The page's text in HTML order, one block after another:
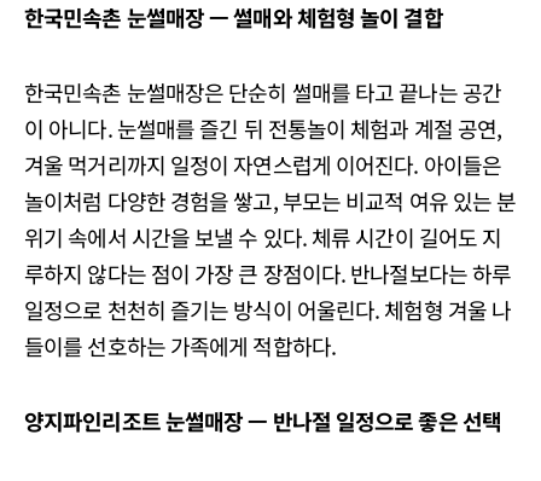
한국민속촌눈썰매장ㅡ썰매와체험형놀이 결합
한국민속촌 눈썰매장은 단순히 썰매를 타고 끝나는 공간
이 아니다. 눈썰매를 즐긴 뒤 전통놀이 체험과 계절 공연,
겨울 먹거리까지 일정이 자연스럽게 이어진다. 아이들은
놀이처럼 다양한 경험을 쌓고, 부모는 비교적 여유 있는 분
위기 속에서 시간을 보낼 수 있다. 체류 시간이 길어도 지
루하지 않다는 점이 가장 큰 장점이다. 반나절보다는 하루
일정으로 천천히 즐기는 방식이 어울린다. 체험형 겨울 나
들이를 선호하는 가족에게 적합하다.
양지파인리조트눈썰매장ㅡ 반나절 일정으로좋은선택